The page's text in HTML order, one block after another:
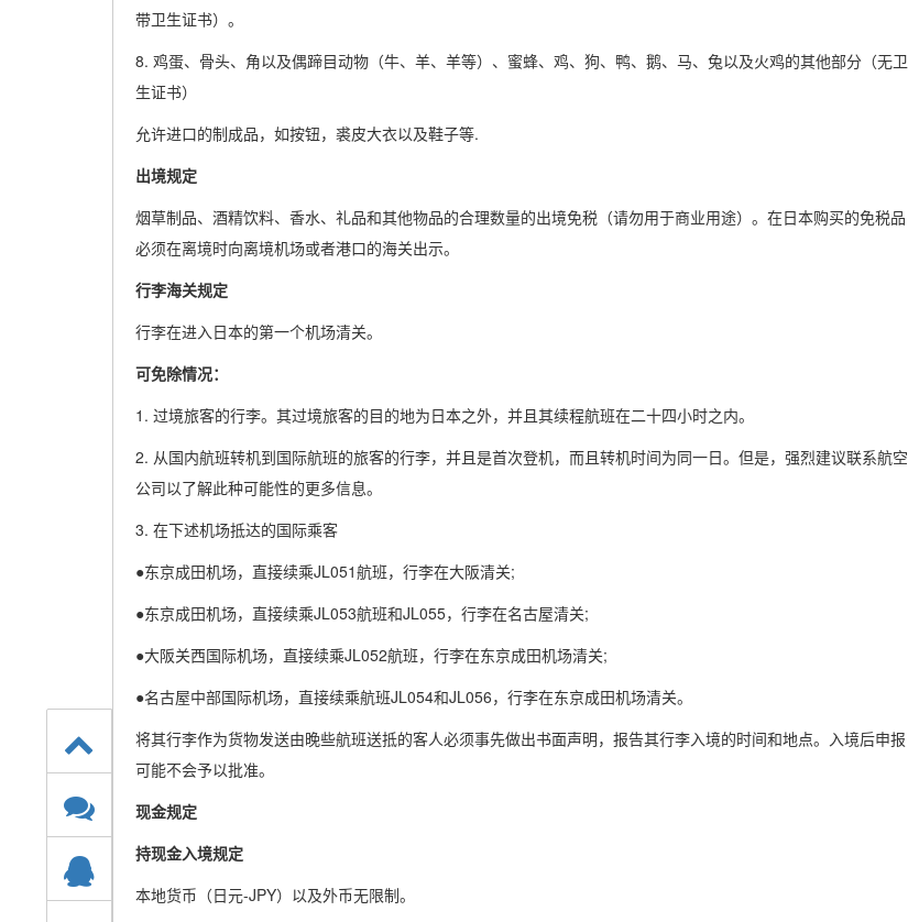
带卫生证书）。
8. 鸡蛋、骨头、角以及偶蹄目动物（牛、羊、羊等）、蜜蜂、鸡、狗、鸭、鹅、马、兔以及火鸡的其他部分（无卫
生证书）
允许进口的制成品，如按钮，裘皮大衣以及鞋子等.
出境规定
烟草制品、酒精饮料、香水、礼品和其他物品的合理数量的出境免税（请勿用于商业用途）。在日本购买的免税品
必须在离境时向离境机场或者港口的海关出示。
行李海关规定
行李在进入日本的第一个机场清关。
可免除情况：
1. 过境旅客的行李。其过境旅客的目的地为日本之外，并且其续程航班在二十四小时之内。
2. 从国内航班转机到国际航班的旅客的行李，并且是首次登机，而且转机时间为同一日。但是，强烈建议联系航空
公司以了解此种可能性的更多信息。
3. 在下述机场抵达的国际乘客
●东京成田机场，直接续乘JL051航班，行李在大阪清关;
●东京成田机场，直接续乘JL053航班和JL055，行李在名古屋清关;
●大阪关西国际机场，直接续乘JL052航班，行李在东京成田机场清关;
●名古屋中部国际机场，直接续乘航班JL054和JL056，行李在东京成田机场清关。
将其行李作为货物发送由晚些航班送抵的客人必须事先做出书面声明，报告其行李入境的时间和地点。入境后申报
可能不会予以批准。
现金规定
持现金入境规定
本地货币（日元-JPY）以及外币无限制。